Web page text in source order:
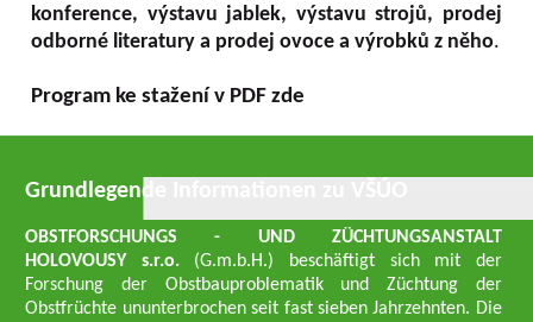
konference, výstavu jablek, výstavu strojů, prodej
odborné literatury a prodej ovoce a výrobků z něho.
Program ke stažení v PDF zde
Grundlegende Informationen zu VŠÚO
OBSTFORSCHUNGS - UND ZÜCHTUNGSANSTALT
HOLOVOUSY s.r.o. (G.m.b.H.) beschäftigt sich mit der
Forschung der Obstbauproblematik und Züchtung der
Obstfrüchte ununterbrochen seit fast sieben Jahrzehnten. Die